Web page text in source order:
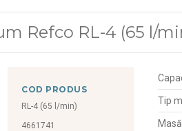
Refco RL-4 (65 l/
COD PRODUS
RL-4 (65 l/min)
4661741
Tip